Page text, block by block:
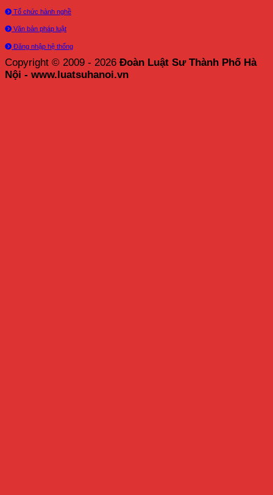
Tổ chức hành nghề
Văn bản pháp luật
Đăng nhập hệ thống
Copyright © 2009 - 2026 Đoàn Luật Sư Thành Phố Hà
Nội - www.luatsuhanoi.vn